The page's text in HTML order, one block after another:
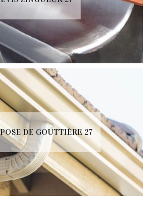
DE GOUTTIÈRE 27